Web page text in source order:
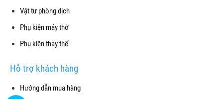
Vật tư phòng dịch
Phụ kiện máy thở
Phụ kiện thay thế
Hỗ trợ khách hàng
Hướng dẫn mua hàng